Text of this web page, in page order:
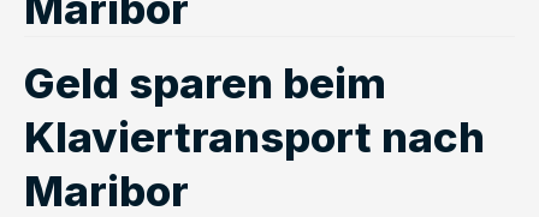
Geld sparen beim
Klaviertransport nach
Maribor